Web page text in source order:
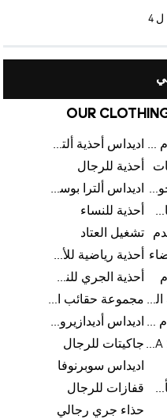
OUR
أحذية كرة القدم للرجال
اديداس أحذية ألترا بوست للرجال
أحذية للرجال
اديداس إكس جود بيلينغهام
اديداس ألترا بوست
اديداس تخفيضات للأطفال
أحذية للنساء
تشغيل العتاد
أحذية رياضية للأطفال
أحذية الجري للنساء
عروض الجمعة البيضاء للرجال
مجموعة حقائب الظهر
كرات كرة القدم للرجال
اديداس أديدازيرو معدات الجري
كأس العالم FIFA 26™ جاكيتات للرجال
اديداس سوبرنوفا
كرات تريندا لكأس العالم FIFA 26™
قفازات للرجال
حذاء جري رجالي